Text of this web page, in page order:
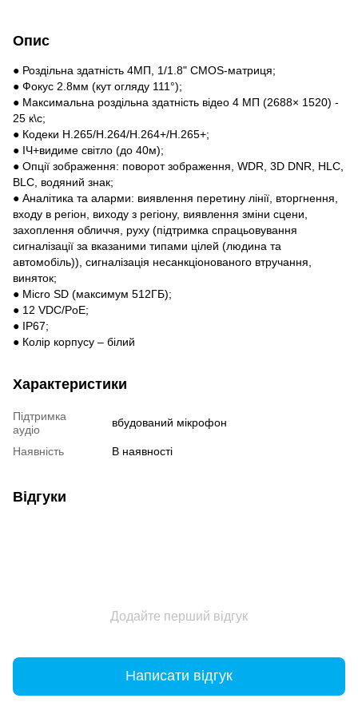
Опис
● Роздільна здатність 4МП, 1/1.8" CMOS-матриця;
● Фокус 2.8мм (кут огляду 111°);
● Максимальна роздільна здатність відео 4 МП (2688× 1520) -
25 к\с;
● Кодеки H.265/H.264/H.264+/H.265+;
● ІЧ+видиме світло (до 40м);
● Опції зображення: поворот зображення, WDR, 3D DNR, HLC,
BLC, водяний знак;
● Аналітика та аларми: виявлення перетину лінії, вторгнення,
входу в регіон, виходу з регіону, виявлення зміни сцени,
захоплення обличчя, руху (підтримка спрацьовування
сигналізації за вказаними типами цілей (людина та
автомобіль)), сигналізація несанкціонованого втручання,
виняток;
● Micro SD (максимум 512ГБ);
● 12 VDC/PoE;
● IP67;
● Колір корпусу – білий
Характеристики
Підтримка
аудіо
вбудований мікрофон
Наявність В наявності
Відгуки
Додайте перший відгук
Написати відгук